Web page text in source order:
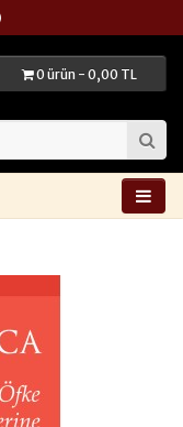
0 ürün - 0,00 TL